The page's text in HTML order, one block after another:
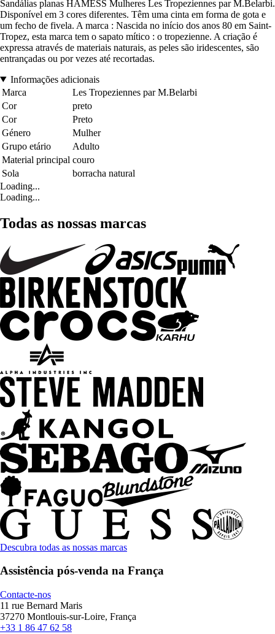
Sandálias planas HAMESS Mulheres Les Tropeziennes par M.Belarbi.
Disponível em 3 cores diferentes. Têm uma cinta em forma de gota e
um fecho de fivela. A marca : Nascida no início dos anos 80 em Saint-
Tropez, esta marca tem o sapato mítico : o tropezienne. A criação é
expressa através de materiais naturais, as peles são iridescentes, são
entrançadas ou por vezes até recortadas.
Informações adicionais
Marca
Les Tropeziennes par M.Belarbi
Cor
preto
Cor
Preto
Género
Mulher
Grupo etário
Adulto
Material principal couro
Sola
borracha natural
Loading...
Loading...
Todas as nossas marcas
Descubra todas as nossas marcas
Assistência pós-venda na França
Contacte-nos
11 rue Bernard Maris
37270 Montlouis-sur-Loire, França
+33 1 86 47 62 58